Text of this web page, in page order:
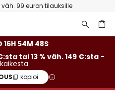
99 euron tilauksille
16H 54M 48S
tai 13 % väh. 149 €:sta -
kopioi